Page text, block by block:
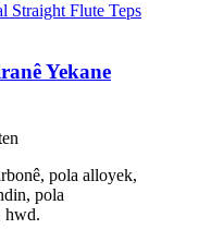
Yekane
pola alloyek,
pola
hwd.